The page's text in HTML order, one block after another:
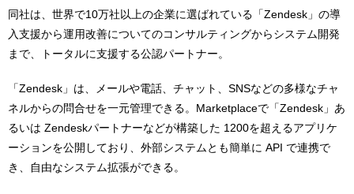
同社は、世界で10万社以上の企業に選ばれている「Zendesk」の導
入支援から運用改善についてのコンサルティングからシステム開発
まで、トータルに支援する公認パートナー。
「Zendesk」は、メールや電話、チャット、SNSなどの多様なチャ
ネルからの問合せを一元管理できる。Marketplaceで「Zendesk」あ
るいは Zendeskパートナーなどが構築した 1200を超えるアプリケ
ーションを公開しており、外部システムとも簡単に API で連携で
き、自由なシステム拡張ができる。